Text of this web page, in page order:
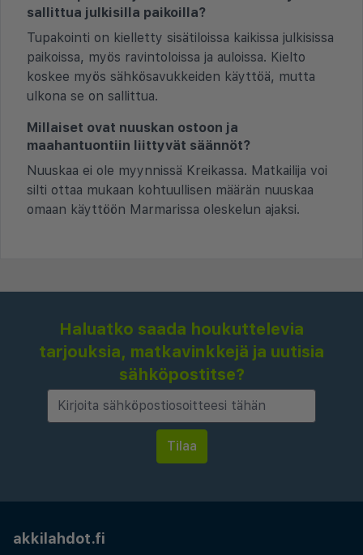
sallittua julkisilla paikoilla?
Tupakointi on kielletty sisätiloissa kaikissa julkisissa
paikoissa, myös ravintoloissa ja auloissa. Kielto
koskee myös sähkösavukkeiden käyttöä, mutta
ulkona se on sallittua.
Millaiset ovat nuuskan ostoon ja
maahantuontiin liittyvät säännöt?
Nuuskaa ei ole myynnissä Kreikassa. Matkailija voi
silti ottaa mukaan kohtuullisen määrän nuuskaa
omaan käyttöön Marmarissa oleskelun ajaksi.
Haluatko saada houkuttelevia
tarjouksia, matkavinkkejä ja uutisia
sähköpostitse?
akkilahdot.fi